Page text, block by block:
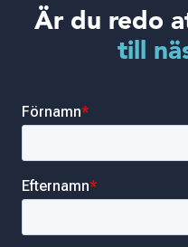
Är du redo
till